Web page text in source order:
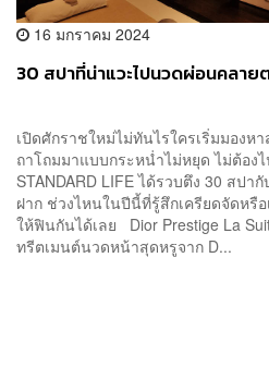
16 มกราคม 2024
30 สปาที่น่าแวะไปนวดผ่อนคลา
เปิดศักราชใหม่ไม่ทันไรใครเริ่มมอง
ถาโถมมาแบบกระหน่ำไม่หยุด ไม่ต้อง
STANDARD LIFE ได้รวบตึง 30 สปา
ฝาก ช่วงไหนในปีนี้ที่รู้สึกเครียดจัดหรื
ให้ฟินกันได้เลย Dior Prestige La
ทรีตเมนต์นวดหน้าสุดหรูจาก D...